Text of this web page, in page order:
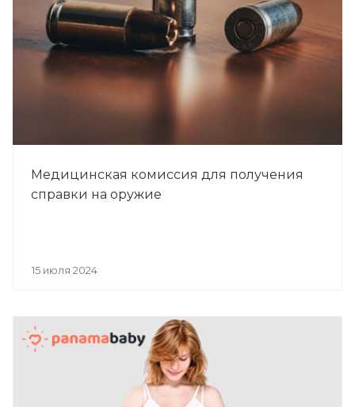
Медицинская комиссия для получения
справки на оружие
15 июля 2024